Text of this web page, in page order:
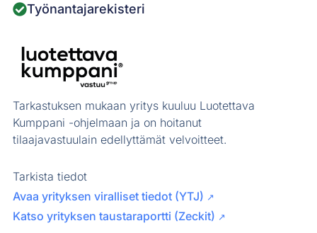
Työnantajarekisteri
Tarkastuksen mukaan yritys kuuluu Luotettava
Kumppani -ohjelmaan ja on hoitanut
tilaajavastuulain edellyttämät velvoitteet.
Tarkista tiedot
Avaa yrityksen viralliset tiedot (YTJ) ↗
Katso yrityksen taustaraportti (Zeckit) ↗